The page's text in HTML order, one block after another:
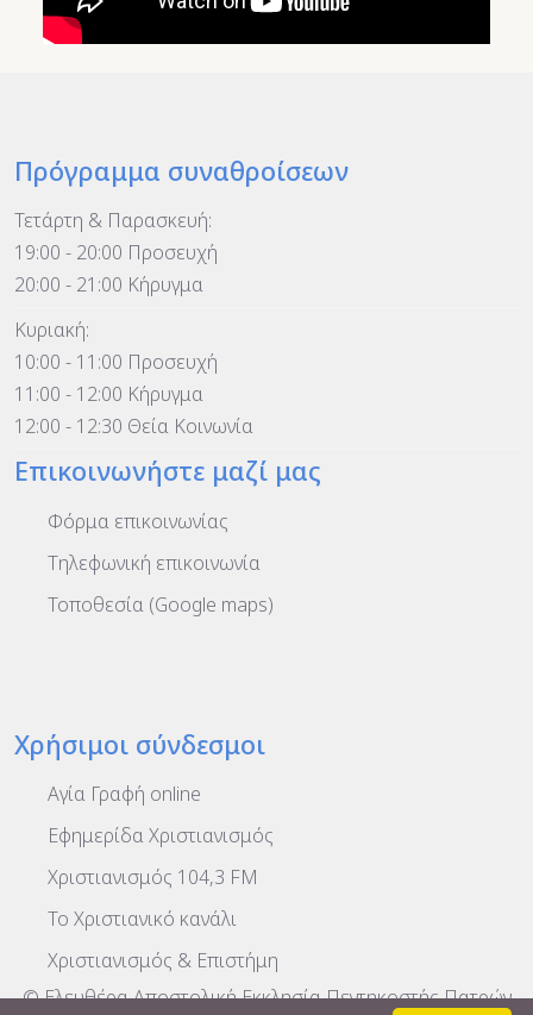
Πρόγραμμα συναθροίσεων
Τετάρτη & Παρασκευή:
19:00 - 20:00 Προσευχή
20:00 - 21:00 Κήρυγμα
Κυριακή:
10:00 - 11:00 Προσευχή
11:00 - 12:00 Κήρυγμα
12:00 - 12:30 Θεία Κοινωνία
Επικοινωνήστε μαζί μας
Φόρμα επικοινωνίας
Τηλεφωνική επικοινωνία
Τοποθεσία (Google maps)
Χρήσιμοι σύνδεσμοι
Αγία Γραφή online
Εφημερίδα Χριστιανισμός
Χριστιανισμός 104,3 FM
To Χριστιανικό κανάλι
Χριστιανισμός & Επιστήμη
© Ελευθέρα Αποστολική Εκκλησία Πεντηκοστής Πατρών